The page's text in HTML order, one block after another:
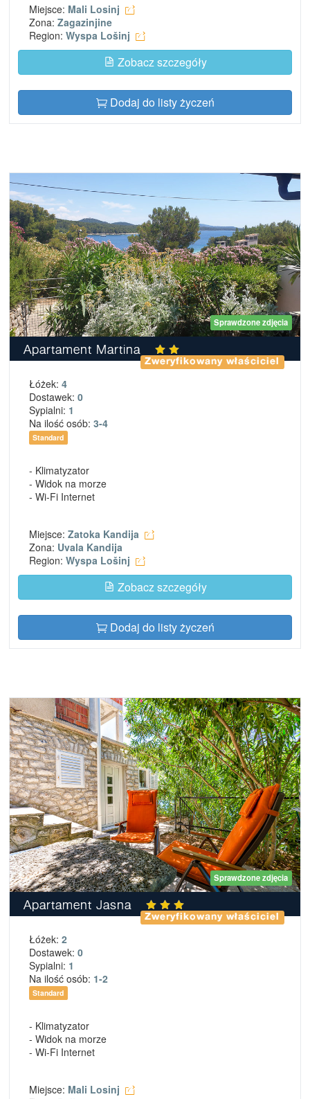
Miejsce: Mali Losinj
Zona: Zagazinjine
Region: Wyspa Lošinj
Zobacz szczegóły
Dodaj do listy życzeń
Sprawdzone zdjęcia
Apartament Martina
Zweryfikowany właściciel
Łóżek: 4
Dostawek: 0
Sypialni: 1
Na ilość osób: 3-4
Standard
- Klimatyzator
- Widok na morze
- Wi-Fi Internet
Miejsce: Zatoka Kandija
Zona: Uvala Kandija
Region: Wyspa Lošinj
Zobacz szczegóły
Dodaj do listy życzeń
Sprawdzone zdjęcia
Apartament Jasna
Zweryfikowany właściciel
Łóżek: 2
Dostawek: 0
Sypialni: 1
Na ilość osób: 1-2
Standard
- Klimatyzator
- Widok na morze
- Wi-Fi Internet
Miejsce: Mali Losinj